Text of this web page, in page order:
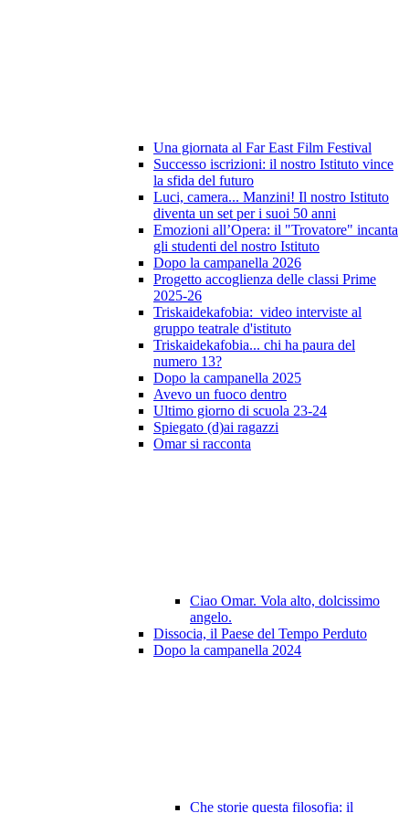
Una giornata al Far East Film Festival
Successo iscrizioni: il nostro Istituto vince
la sfida del futuro
Luci, camera... Manzini! Il nostro Istituto
diventa un set per i suoi 50 anni
Emozioni all’Opera: il "Trovatore" incanta
gli studenti del nostro Istituto
Dopo la campanella 2026
Progetto accoglienza delle classi Prime
2025-26
Triskaidekafobia: video interviste al
gruppo teatrale d'istituto
Triskaidekafobia... chi ha paura del
numero 13?
Dopo la campanella 2025
Avevo un fuoco dentro
Ultimo giorno di scuola 23-24
Spiegato (d)ai ragazzi
Omar si racconta
Ciao Omar. Vola alto, dolcissimo
angelo.
Dissocia, il Paese del Tempo Perduto
Dopo la campanella 2024
Che storie questa filosofia: il